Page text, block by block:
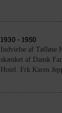
1930 - 1950
Indvielse af Tølløse
skænket af Dansk
Hotel. Frk Karen